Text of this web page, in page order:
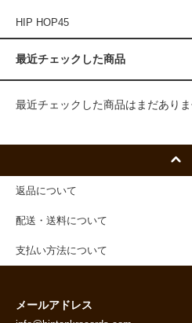
HIP HOP45
最近チェックした商品
最近チェックした商品はまだありま
返品について
配送・送料について
支払い方法について
メールアドレス